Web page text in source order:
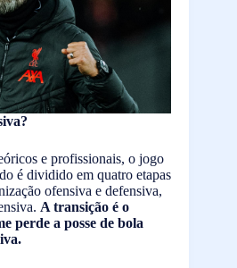
e profissionais, o jogo
é dividido em quatro etapas
ofensiva e defensiva,
A transição é o
perde a posse de bola